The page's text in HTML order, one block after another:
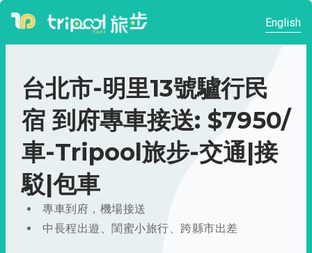
English
台北市-明里13號驢行民
宿 到府專車接送: $7950/
車-Tripool旅步-交通|接
駁|包車
專車到府，機場接送
中長程出遊、閨蜜小旅行、跨縣市出差